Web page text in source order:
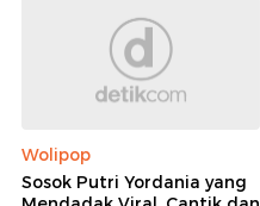
Wolipop
Sosok Putri Yordania yang